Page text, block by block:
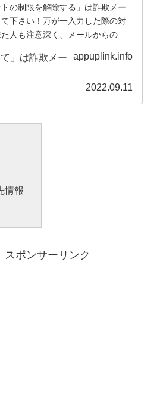
の制限を解除する」は詐欺メー
下さい！万が一入力した際の対
人も注意深く、メールからの
appuplink.info
2022.09.11
情報
スポンサーリンク